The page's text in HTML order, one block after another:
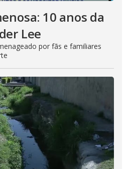
10 anos da
Lee
por fãs e familiares